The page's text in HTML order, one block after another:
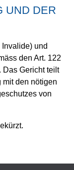
UND DER
und
den Art. 122
Das Gericht teilt
den nötigen
von